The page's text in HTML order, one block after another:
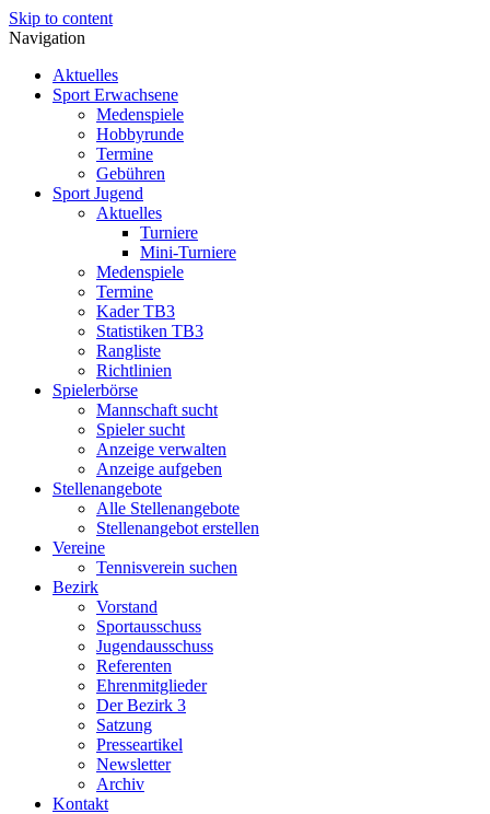
Skip to content
Navigation
Aktuelles
Sport Erwachsene
Medenspiele
Hobbyrunde
Termine
Gebühren
Sport Jugend
Aktuelles
Turniere
Mini-Turniere
Medenspiele
Termine
Kader TB3
Statistiken TB3
Rangliste
Richtlinien
Spielerbörse
Mannschaft sucht
Spieler sucht
Anzeige verwalten
Anzeige aufgeben
Stellenangebote
Alle Stellenangebote
Stellenangebot erstellen
Vereine
Tennisverein suchen
Bezirk
Vorstand
Sportausschuss
Jugendausschuss
Referenten
Ehrenmitglieder
Der Bezirk 3
Satzung
Presseartikel
Newsletter
Archiv
Kontakt